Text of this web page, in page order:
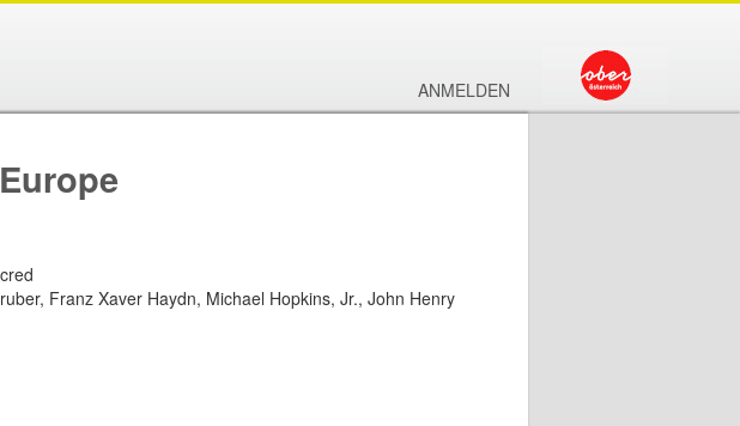
ANMELDEN
Franz Xaver Haydn, Michael Hopkins, Jr., John Henry